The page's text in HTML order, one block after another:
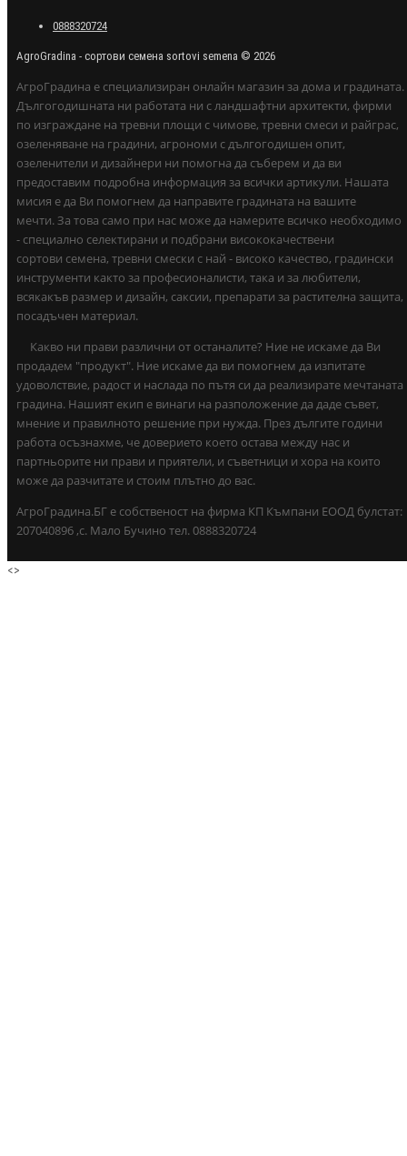
0888320724
AgroGradina - сортови семена sortovi semena © 2026
АгроГрадина е специализиран онлайн магазин за дома и градината.
Дългогодишната ни работата ни с ландшафтни архитекти, фирми
по изграждане на тревни площи с чимове, тревни смеси и райграс,
озеленяване на градини, агрономи с дългогодишен опит,
озеленители и дизайнери ни помогна да съберем и да ви
предоставим подробна информация за всички артикули. Нашата
мисия е да Ви помогнем да направите градината на вашите
мечти. За това само при нас може да намерите всичко необходимо
- специално селектирани и подбрани висококачествени
сортови семена, тревни смески с най - високо качество, градински
инструменти както за професионалисти, така и за любители,
всякакъв размер и дизайн, саксии, препарати за растителна защита,
посадъчен материал.
Какво ни прави различни от останалите? Ние не искаме да Ви
продадем "продукт". Ние искаме да ви помогнем да изпитате
удоволствие, радост и наслада по пътя си да реализирате мечтаната
градина. Нашият екип е винаги на разположение да даде съвет,
мнение и правилното решение при нужда. През дългите години
работа осъзнахме, че доверието което остава между нас и
партньорите ни прави и приятели, и съветници и хора на които
може да разчитате и стоим плътно до вас.
АгроГрадина.БГ е собственост на фирма КП Къмпани ЕООД булстат:
207040896 ,с. Мало Бучино тел. 0888320724
<>